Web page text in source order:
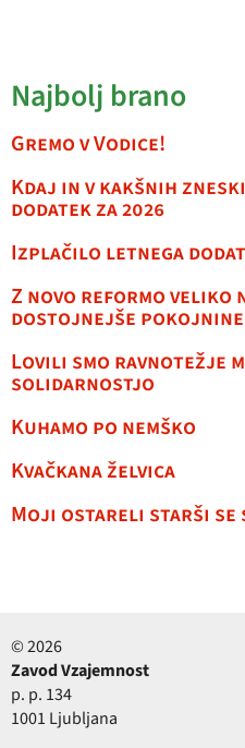
Najbolj brano
Gremo v Vodice!
Kdaj in v kakšnih
dodatek za 2026
Izplačilo letnega
Z novo reformo veliko
dostojnejše pokojnine
Lovili smo ravnotežje
solidarnostjo
Kuhamo po nemško
Kvačkana želvica
Moji ostareli starši se
© 2026
Zavod Vzajemnost
p. p. 134
1001 Ljubljana